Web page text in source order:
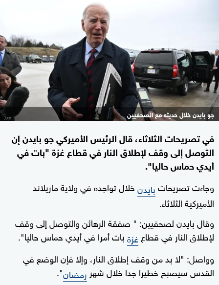
جو بايدن خلال حديثه مع الصحفيين
في تصريحات الثلاثاء، قال الرئيس الأميركي جو بايدن إن
التوصل إلى وقف لإطلاق النار في قطاع غزة "بات في
أيدي حماس حاليا".
وجاءت تصريحاتبايدنخلال تواجده في ولاية ماريلاند
الأميركية الثلاثاء.
وقال بايدن لصحفيين: " صفقة الرهائن والتوصل إلى وقف
لإطلاق النار في قطاع غزةبات أمرا في أيدي حماس حاليا".
وواصل: "لا بد من وقف إطلاق النار، وإلا فإن الوضع في
القدس سيصبح خطيرا جدا خلال شهر رمضان".